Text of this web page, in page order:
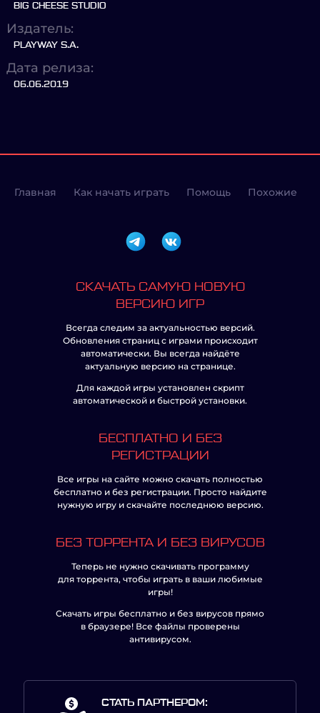
BIG CHEESE STUDIO
Издатель:
PLAYWAY S.A.
Дата релиза:
06.06.2019
Главная Как начать играть Помощь Похожие
СКАЧАТЬ САМУЮ НОВУЮ
ВЕРСИЮ ИГР
Всегда следим за актуальностью версий.
Обновления страниц с играми происходит
автоматически. Вы всегда найдёте
актуальную версию на странице.
Для каждой игры установлен скрипт
автоматической и быстрой установки.
БЕСПЛАТНО И БЕЗ
РЕГИСТРАЦИИ
Все игры на сайте можно скачать полностью
бесплатно и без регистрации. Просто найдите
нужную игру и скачайте последнюю версию.
БЕЗ ТОРРЕНТА И БЕЗ ВИРУСОВ
Теперь не нужно скачивать программу
для торрента, чтобы играть в ваши любимые
игры!
Скачать игры бесплатно и без вирусов прямо
в браузере! Все файлы проверены
антивирусом.
СТАТЬ ПАРТНЕРОМ: